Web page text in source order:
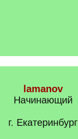
lamanov
Начинающий
г. Екатеринбург